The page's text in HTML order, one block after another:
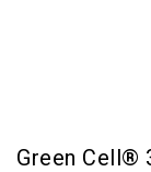
Green Cell®